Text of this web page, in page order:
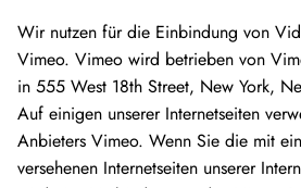
Wir nutzen für die Einbindung von
Vimeo. Vimeo wird betrieben von
in 555 West 18th Street, New York,
Auf einigen unserer Internetseiten
Anbieters Vimeo. Wenn Sie die mit
versehenen Internetseiten unserer